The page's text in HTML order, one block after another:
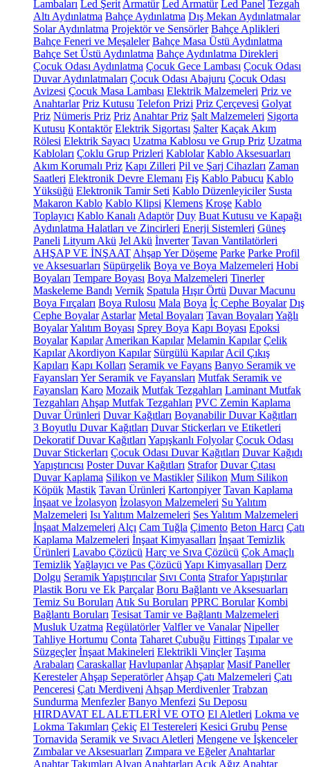
Lambaları Led Şerit Armatür Led Armatür Led Panel Tezgah
Altı Aydınlatma Bahçe Aydınlatma Dış Mekan Aydınlatmalar
Solar Aydınlatma Projektör ve Sensörler Bahçe Aplikleri
Bahçe Feneri ve Meşaleler Bahçe Masa Üstü Aydınlatma
Bahçe Set Üstü Aydınlatma Bahçe Aydınlatma Direkleri
Çocuk Odası Aydınlatma Çocuk Gece Lambası Çocuk Odası
Duvar Aydınlatmaları Çocuk Odası Abajuru Çocuk Odası
Avizesi Çocuk Masa Lambası Elektrik Malzemeleri Priz ve
Anahtarlar Priz Kutusu Telefon Prizi Priz Çerçevesi Golyat
Priz Nümeris Priz Priz Anahtar Priz Şalt Malzemeleri Sigorta
Kutusu Kontaktör Elektrik Sigortası Şalter Kaçak Akım
Rölesi Elektrik Sayacı Uzatma Kablosu ve Grup Priz Uzatma
Kabloları Çoklu Grup Prizleri Kablolar Kablo Aksesuarları
Akım Korumalı Priz Kapı Zilleri Pil ve Şarj Cihazları Zaman
Saatleri Elektronik Devre Elemanı Fiş Kablo Pabucu Kablo
Yüksüğü Elektronik Tamir Seti Kablo Düzenleyiciler Susta
Makaron Kablo Kablo Klipsi Klemens Kroşe Kablo
Toplayıcı Kablo Kanalı Adaptör Duy Buat Kutusu ve Kapağı
Aydınlatma Halatları ve Zincirleri Enerji Sistemleri Güneş
Paneli Lityum Akü Jel Akü İnverter Tavan Vantilatörleri
AHŞAP VE İNŞAAT Ahşap Yer Döşeme Parke Parke Profil
ve Aksesuarları Süpürgelik Boya ve Boya Malzemeleri Hobi
Boyaları Tempare Boyası Boya Malzemeleri Tinerler
Maskeleme Bandı Vernik Spatula Hışır Örtü Duvar Macunu
Boya Fırçaları Boya Rulosu Mala Boya İç Cephe Boyalar Dış
Cephe Boyalar Astarlar Metal Boyaları Tavan Boyaları Yağlı
BoyalarYalıtım Boyası Sprey Boya Kapı Boyası Epoksi
Boyalar Kapılar Amerikan Kapılar Melamin Kapılar Çelik
Kapılar Akordiyon Kapılar Sürgülü Kapılar Acil Çıkış
Kapıları Kapı Kolları Seramik ve Fayans Banyo Seramik ve
Fayansları Yer Seramik ve Fayansları Mutfak Seramik ve
Fayansları Karo Mozaik Mutfak Tezgahları Laminant Mutfak
Tezgahları Ahşap Mutfak Tezgahları PVC Zemin Kaplama
Duvar Ürünleri Duvar Kağıtları Boyanabilir Duvar Kağıtları
3 Boyutlu Duvar Kağıtları Duvar Stickerları ve Etiketleri
Dekoratif Duvar Kağıtları Yapışkanlı Folyolar Çocuk Odası
Duvar Stickerları Çocuk Odası Duvar Kağıtları Duvar Kağıdı
Yapıştırıcısı Poster Duvar Kağıtları Strafor Duvar Çıtası
Duvar Kaplama Silikon ve Mastikler Silikon Mum Silikon
Köpük Mastik Tavan Ürünleri Kartonpiyer Tavan Kaplama
İnşaat ve İzolasyon İzolasyon Malzemeleri Su Yalıtım
Malzemeleri Isı Yalıtım Malzemeleri Ses Yalıtım Malzemeleri
İnşaat Malzemeleri Alçı Cam Tuğla Çimento Beton Harcı Çatı
Kaplama Malzemeleri İnşaat Kimyasalları İnşaat Temizlik
Ürünleri Lavabo Çözücü Harç ve Sıva Çözücü Çok Amaçlı
TemizlikYağlayıcı ve Pas Çözücü Yapı Kimyasalları Derz
Dolgu Seramik Yapıştırıcılar Sıvı Conta Strafor Yapıştırılar
Plastik Boru ve Ek Parçalar Boru Bağlantı ve Aksesuarları
Temiz Su Boruları Atık Su Boruları PPRC Borular Kombi
Bağlantı Boruları Tesisat Tamir ve Bağlantı Malzemeleri
Musluk Uzatma Regülatörler Valfler ve Vanalar Nipeller
Tahliye Hortumu Conta Taharet Çubuğu Fittings Tıpalar ve
Süzgeçler İnşaat Makineleri Elektrikli Vinçler Taşıma
Arabaları Caraskallar Havlupanlar Ahşaplar Masif Paneller
Keresteler Ahşap Seperatörler Ahşap Çatı Malzemeleri Çatı
Penceresi Çatı Merdiveni Ahşap Merdivenler Trabzan
Sundurma Menfezler Banyo Menfezi Su Deposu
HIRDAVAT EL ALETLERİ VE OTO El Aletleri Lokma ve
Lokma Takımları Çekiç El Testereleri Kesici Grubu Pense
Tornavida Seramik ve Sıvacı Aletleri Mengene ve İşkenceler
Zımbalar ve Aksesuarları Zımpara ve Eğeler Anahtarlar
Anahtar Takımları Alyan Anahtarları Açık Ağız Anahtar